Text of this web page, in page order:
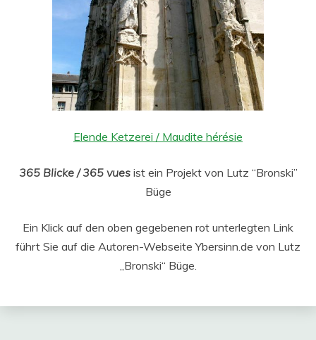
Elende Ketzerei / Maudite hérésie
365 Blicke / 365 vuesist ein Projekt von Lutz “Bronski”
Büge
Ein Klick auf den oben gegebenen rot unterlegten Link
führt Sie auf die Autoren-Webseite Ybersinn.de von Lutz
„Bronski“ Büge.